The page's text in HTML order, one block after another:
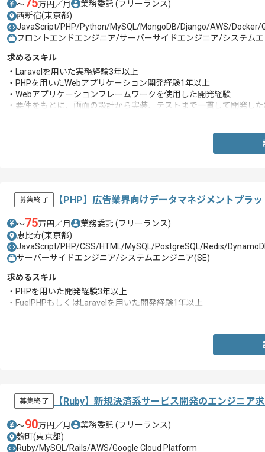
〜75万円／月 業務委託 (フリーランス)
西新宿(東京都)
JavaScript/PHP/Python/MySQL/MongoDB/Django/AWS/
フロントエンドエンジニア/サーバーサイドエンジニア/システム
求めるスキル
・Laravelを用いた実務経験3年以上
・PHPを用いたWebアプリケーション開発経験1年以上
・Webアプリケーションフレームワークを使用した開発経験
・要件をもとに、画面の設計から実装、テストまで一貫して開発し
募集終了 【PHP】広告業界向けデータマネジメントプラ
〜75万円／月 業務委託 (フリーランス)
恵比寿(東京都)
JavaScript/PHP/CSS/HTML/MySQL/PostgreSQL/Redis/
サーバーサイドエンジニア/システムエンジニア(SE)
求めるスキル
・PHPを用いた開発経験3年以上
・FuelPHPもしくはLaravelを用いた開発経験1年以上
募集終了 【Ruby】新規決済系サービス開発のエンジニア
〜90万円／月 業務委託 (フリーランス)
麹町(東京都)
Ruby/MySQL/Rails/AWS/Google Cloud Platform